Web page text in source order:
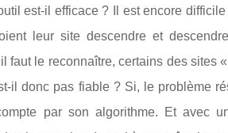
est-il efficace ? Il est encore
leur site descendre et
faut le reconnaître, certains des sites
il donc pas fiable ? Si, le problème
par son algorithme. Et avec